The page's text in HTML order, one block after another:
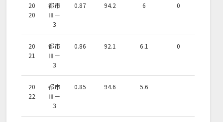
20
20
都市
Ⅲ－
３
0.87 94.2 6 0
20
21
都市
Ⅲ－
３
0.86 92.1 6.1 0
20
22
都市
Ⅲ－
３
0.85 94.6 5.6